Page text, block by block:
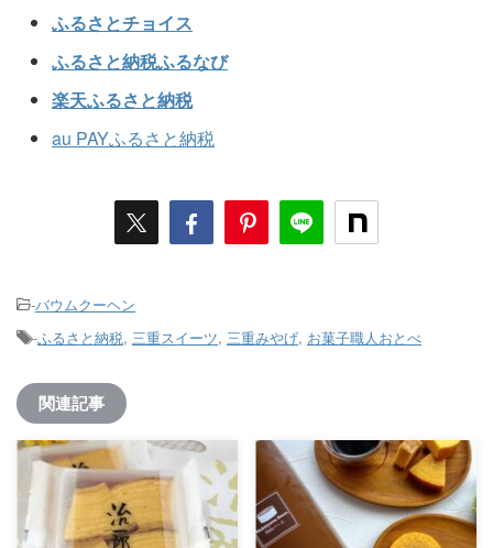
ふるさとチョイス
ふるさと納税ふるなび
楽天ふるさと納税
au PAYふるさと納税
-バウムクーヘン
-ふるさと納税, 三重スイーツ, 三重みやげ, お菓子職人おとべ
関連記事